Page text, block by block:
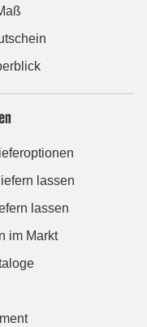
lassen
lassen
im Markt